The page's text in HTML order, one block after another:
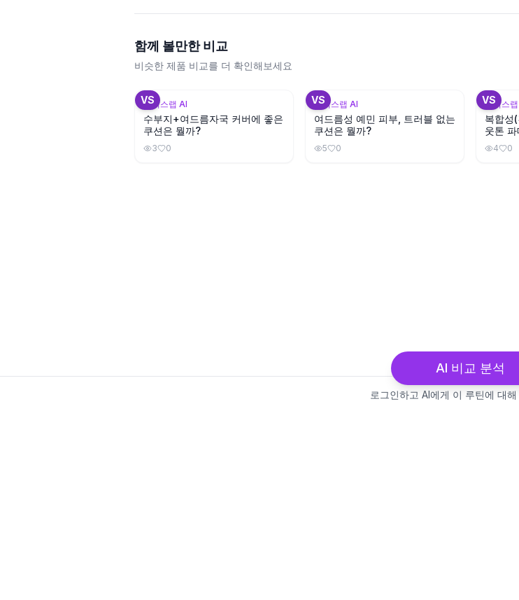
함께 볼만한 비교
비슷한 제품 비교를 더 확인해보세요
VS
뷰틱스랩 AI
수부지+여드름자국 커버에 좋은
쿠션은 뭘까?
3 0
VS
뷰틱스랩 AI
여드름성 예민 피부, 트러블 없는
쿠션은 뭘까?
5 0
VS
뷰틱스
복합성
웃톤
4 0
로그인하고 AI에게 이 루틴에 대
AI 비교 분석